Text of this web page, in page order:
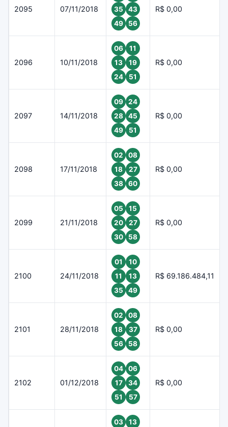
2095 07/11/2018
35
43
49
56
R$ 0,00
2096 10/11/2018
06
11
13
19
24
51
R$ 0,00
2097 14/11/2018
09
24
28
45
49
51
R$ 0,00
2098 17/11/2018
02
08
18
27
38
60
R$ 0,00
2099 21/11/2018
05
15
20
27
30
58
R$ 0,00
2100 24/11/2018
01
10
11
13
35
49
R$ 69.186.484,11
2101 28/11/2018
02
08
18
37
56
58
R$ 0,00
2102 01/12/2018
04
06
17
34
51
57
R$ 0,00
03
13